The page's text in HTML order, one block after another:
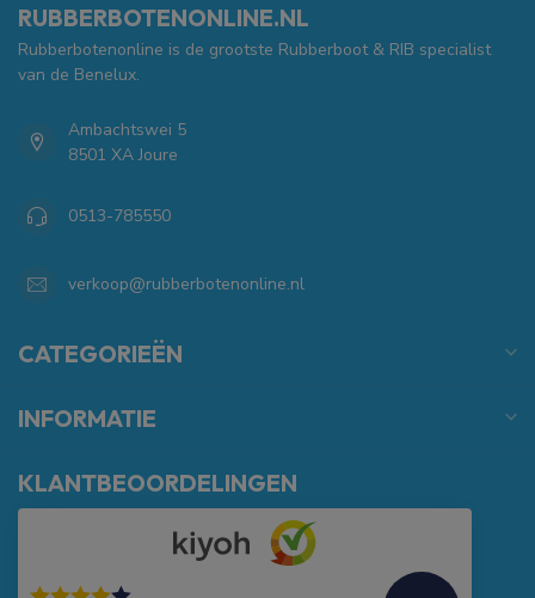
RUBBERBOTENONLINE.NL
Rubberbotenonline is de grootste Rubberboot & RIB specialist
van de Benelux.
Ambachtswei 5
8501 XA Joure
0513-785550
verkoop@rubberbotenonline.nl
CATEGORIEËN
INFORMATIE
KLANTBEOORDELINGEN